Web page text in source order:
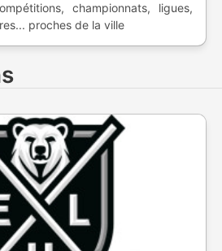
championnats, ligues,
proches de la ville